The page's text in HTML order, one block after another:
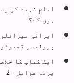
امامِ شہید کی
ہوں گے؟
پروفیسر
ایک کتاب کا
پردہ عوامل - 2